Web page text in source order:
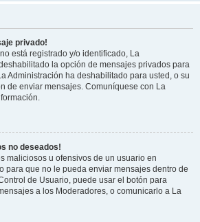
privado!
está registrado y/o identificado, La
la opción de mensajes privados para
Administración ha deshabilitado para usted, o su
de enviar mensajes. Comuníquese con La
no deseados!
maliciosos u ofensivos de un usuario en
para que no le pueda enviar mensajes dentro de
de Usuario, puede usar el botón para
a los Moderadores, o comunicarlo a La